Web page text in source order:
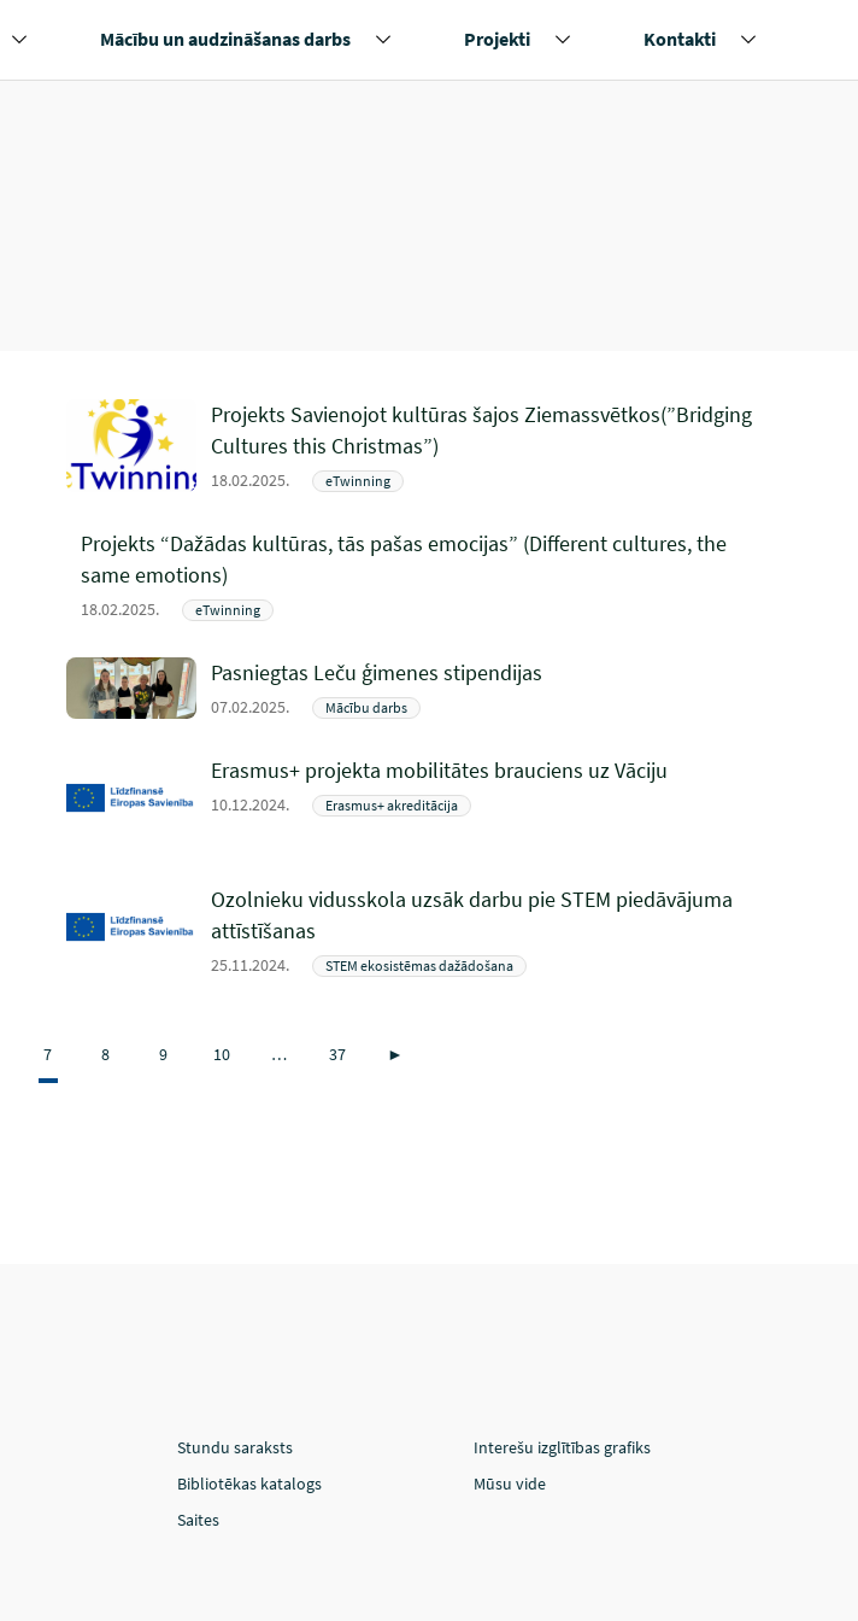
Mācību un audzināšanas darbs Projekti Kontakti
Projekts Savienojot kultūras šajos Ziemassvētkos(”Bridging
Cultures this Christmas”)
18.02.2025. eTwinning
Projekts “Dažādas kultūras, tās pašas emocijas” (Different cultures, the
same emotions)
18.02.2025. eTwinning
Pasniegtas Leču ģimenes stipendijas
07.02.2025. Mācību darbs
Erasmus+ projekta mobilitātes brauciens uz Vāciju
10.12.2024. Erasmus+ akreditācija
Ozolnieku vidusskola uzsāk darbu pie STEM piedāvājuma
attīstīšanas
25.11.2024. STEM ekosistēmas dažādošana
7 8 9 10 … 37 ►
Stundu saraksts
Interešu izglītības grafiks
Bibliotēkas katalogs
Mūsu vide
Saites